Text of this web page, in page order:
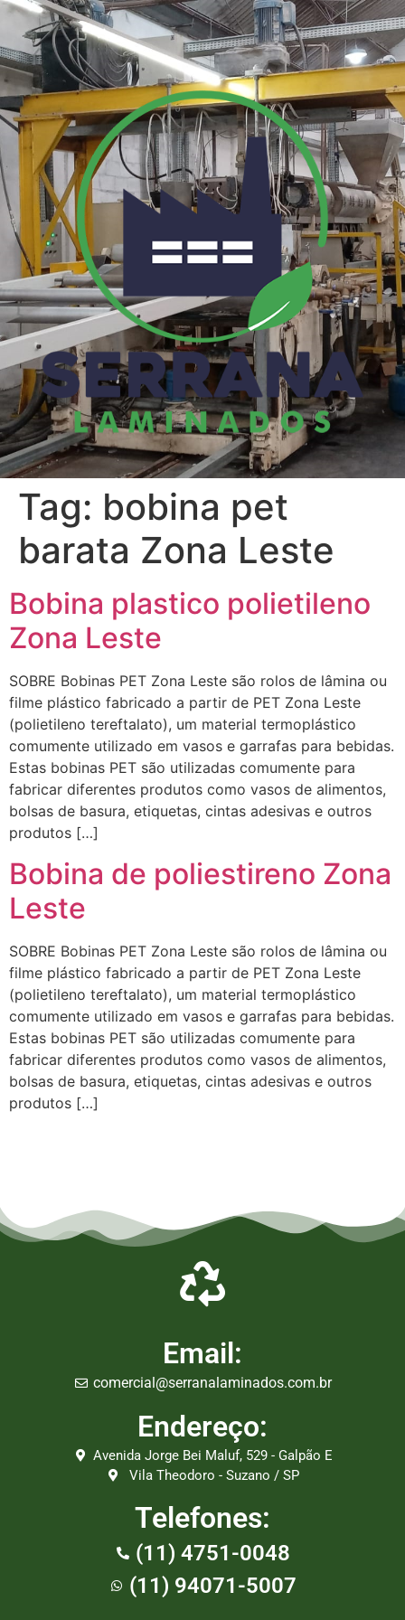
Tag: bobina pet
barata Zona Leste
Bobina plastico polietileno
Zona Leste
SOBRE Bobinas PET Zona Leste são rolos de lâmina ou
filme plástico fabricado a partir de PET Zona Leste
(polietileno tereftalato), um material termoplástico
comumente utilizado em vasos e garrafas para bebidas.
Estas bobinas PET são utilizadas comumente para
fabricar diferentes produtos como vasos de alimentos,
bolsas de basura, etiquetas, cintas adesivas e outros
produtos […]
Bobina de poliestireno Zona
Leste
SOBRE Bobinas PET Zona Leste são rolos de lâmina ou
filme plástico fabricado a partir de PET Zona Leste
(polietileno tereftalato), um material termoplástico
comumente utilizado em vasos e garrafas para bebidas.
Estas bobinas PET são utilizadas comumente para
fabricar diferentes produtos como vasos de alimentos,
bolsas de basura, etiquetas, cintas adesivas e outros
produtos […]
Email:
comercial@serranalaminados.com.br
Endereço:
Avenida Jorge Bei Maluf, 529 - Galpão E
Vila Theodoro - Suzano / SP
Telefones:
(11) 4751-0048
(11) 94071-5007